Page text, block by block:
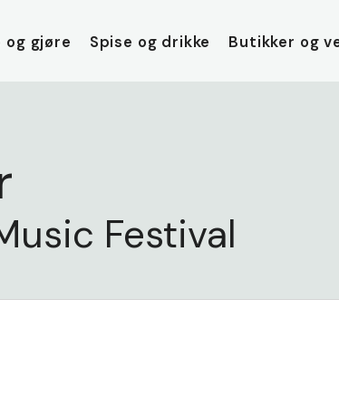
og gjøre Spise og drikke Butikker og
Festival